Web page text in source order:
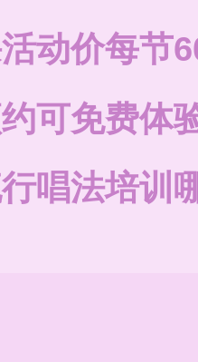
动价每节
可免费体
唱法培训